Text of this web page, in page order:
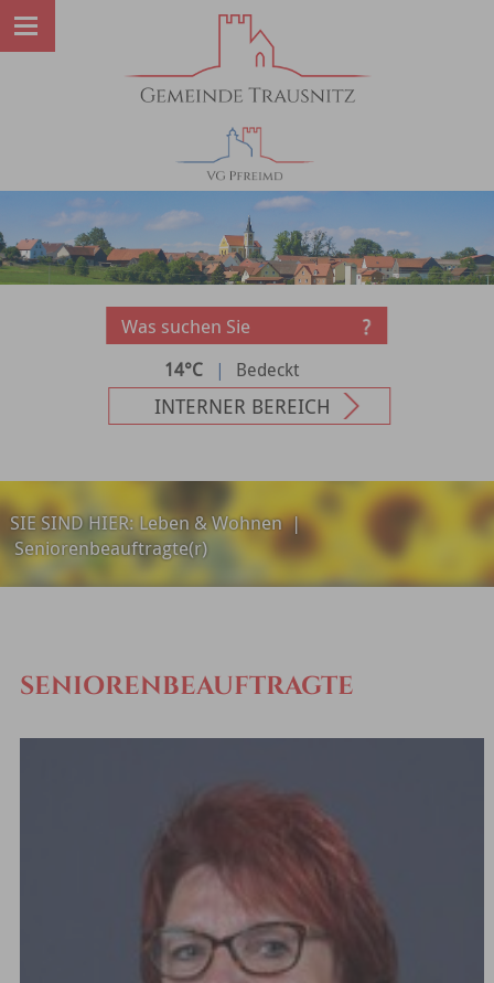
14°C | Bedeckt
INTERNER BEREICH
SIE SIND HIER:Leben & Wohnen|
Seniorenbeauftragte(r)
SENIORENBEAUFTRAGTE